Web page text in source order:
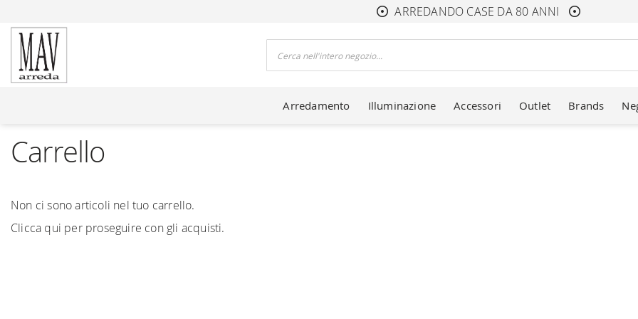
ARREDANDO CASE DA 80 ANNI
Arredamento Illuminazione Accessori Outlet Brands
Carrello
Non ci sono articoli nel tuo carrello.
Clicca qui per proseguire con gli acquisti.